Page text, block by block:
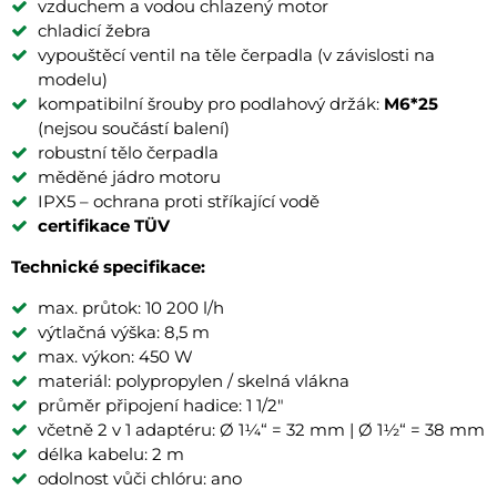
vzduchem a vodou chlazený motor
chladicí žebra
vypouštěcí ventil na těle čerpadla (v závislosti na
modelu)
kompatibilní šrouby pro podlahový držák: M6*25
(nejsou součástí balení)
robustní tělo čerpadla
měděné jádro motoru
IPX5 – ochrana proti stříkající vodě
certifikace TÜV
Technické specifikace:
max. průtok: 10 200 l/h
výtlačná výška: 8,5 m
max. výkon: 450 W
materiál: polypropylen / skelná vlákna
průměr připojení hadice: 1 1/2"
včetně 2 v 1 adaptéru: Ø 1¼“ = 32 mm | Ø 1½“ = 38 mm
délka kabelu: 2 m
odolnost vůči chlóru: ano